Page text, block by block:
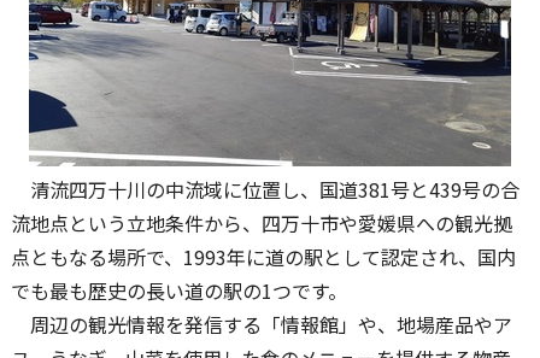
清流四万十川の中流域に位置し、国道381号と439号の合
流地点という立地条件から、四万十市や愛媛県への観光拠
点ともなる場所で、1993年に道の駅として認定され、国内
でも最も歴史の長い道の駅の1つです。
周辺の観光情報を発信する「情報館」や、地場産品やア